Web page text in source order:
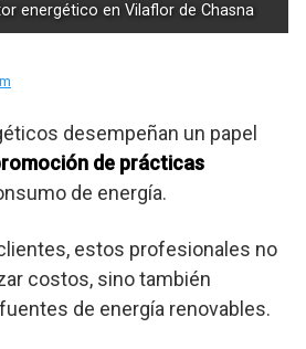
energético en Vilaflor de Chasna
desempeñan un papel
de prácticas
de energía.
estos profesionales no
costos, sino también
de energía renovables.